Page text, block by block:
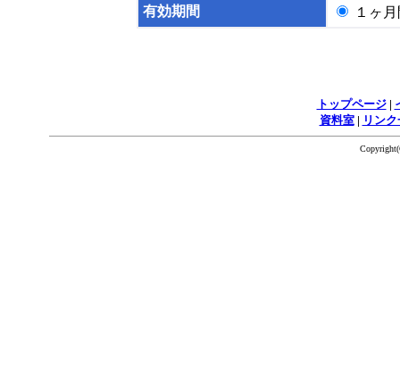
有効期間 １ヶ
トップページ|
資料室| リン